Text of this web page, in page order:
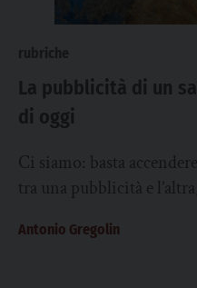
La pubblicità di un
di oggi
Ci siamo: basta
tra una pubblicità e
Antonio Gregolin